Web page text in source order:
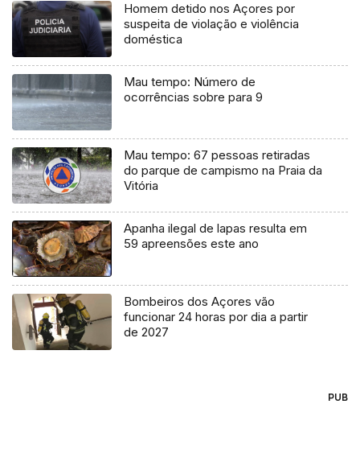
Homem detido nos Açores por
suspeita de violação e violência
doméstica
Mau tempo: Número de
ocorrências sobre para 9
Mau tempo: 67 pessoas retiradas
do parque de campismo na Praia da
Vitória
Apanha ilegal de lapas resulta em
59 apreensões este ano
Bombeiros dos Açores vão
funcionar 24 horas por dia a partir
de 2027
PUB